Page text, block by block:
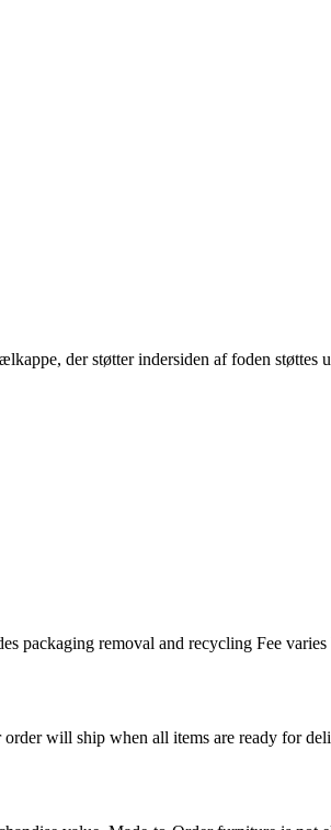
der støtter indersiden af foden støttes
packaging removal and recycling Fee
will ship when all items are ready for